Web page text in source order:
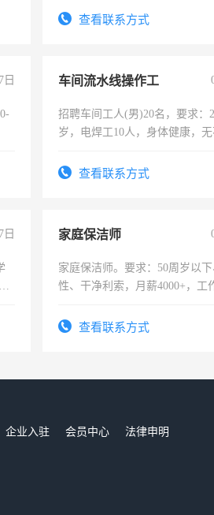
查看联系方式
日 车间流水线操作工
招聘车间工人(男)20名，要求：
岁，电焊工10人，身体健康，
宿，免费发放劳保用品，两班倒
查看联系方式
日 家庭保洁师
家庭保洁师。要求：50周岁以
性、干净利索，月薪4000+，工
太太等。查看联系方式
企业入驻 会员中心
法律申明